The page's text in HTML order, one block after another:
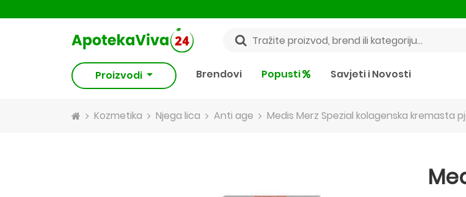
Proizvodi Brendovi Popusti Savjeti i Novosti
Kozmetika Njega lica Anti age Medis Merz Spezial kolagenska kremasta